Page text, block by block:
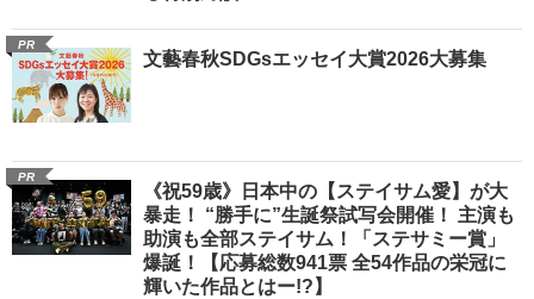
PR
文藝春秋SDGsエッセイ大賞2026大募集
PR
《祝59歳》日本中の【ステイサム愛】が大
暴走！ “勝手に”生誕祭試写会開催！ 主演も
助演も全部ステイサム！「ステサミー賞」
爆誕！【応募総数941票 全54作品の栄冠に
輝いた作品とはー!?】